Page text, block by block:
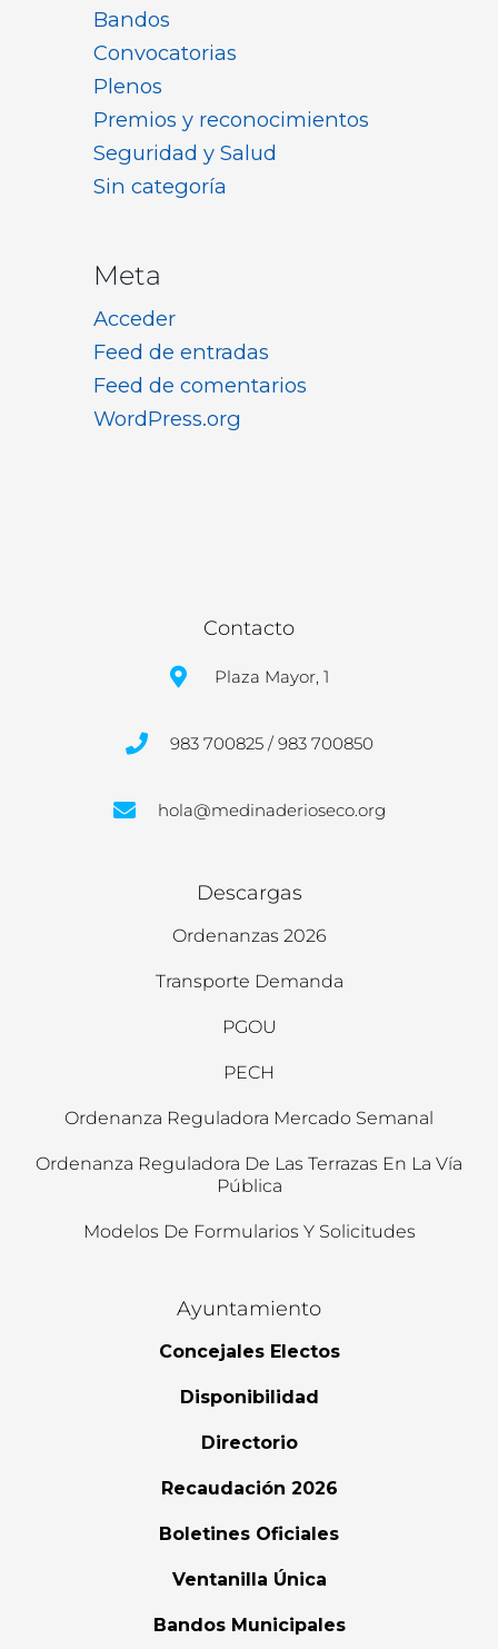
Bandos
Convocatorias
Plenos
Premios y reconocimientos
Seguridad y Salud
Sin categoría
Meta
Acceder
Feed de entradas
Feed de comentarios
WordPress.org
Contacto
Plaza Mayor, 1
983 700825 / 983 700850
hola@medinaderioseco.org
Descargas
Ordenanzas 2026
Transporte Demanda
PGOU
PECH
Ordenanza Reguladora Mercado Semanal
Ordenanza Reguladora De Las Terrazas En La Vía
Pública
Modelos De Formularios Y Solicitudes
Ayuntamiento
Concejales Electos
Disponibilidad
Directorio
Recaudación 2026
Boletines Oficiales
Ventanilla Única
Bandos Municipales